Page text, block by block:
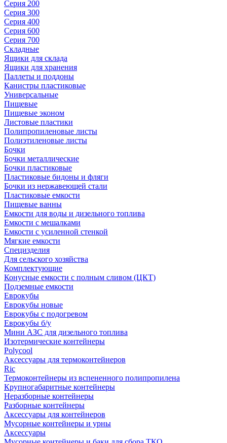
Серия 200
Серия 300
Серия 400
Серия 600
Серия 700
Складные
Ящики для склада
Ящики для хранения
Паллеты и поддоны
Канистры пластиковые
Универсальные
Пищевые
Пищевые эконом
Листовые пластики
Полипропиленовые листы
Полиэтиленовые листы
Бочки
Бочки металлические
Бочки пластиковые
Пластиковые бидоны и фляги
Бочки из нержавеющей стали
Пластиковые емкости
Пищевые ванны
Емкости для воды и дизельного топлива
Емкости с мешалками
Емкости с усиленной стенкой
Мягкие емкости
Специзделия
Для сельского хозяйства
Комплектующие
Конусные емкости с полным сливом (ЦКТ)
Подземные емкости
Еврокубы
Еврокубы новые
Еврокубы с подогревом
Еврокубы б/у
Мини АЗС для дизельного топлива
Изотермические контейнеры
Polycool
Аксессуары для термоконтейнеров
Ric
Термоконтейнеры из вспененного полипропилена
Крупногабаритные контейнеры
Неразборные контейнеры
Разборные контейнеры
Аксессуары для контейнеров
Мусорные контейнеры и урны
Аксессуары